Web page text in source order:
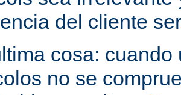
del cliente
cosa:
no se